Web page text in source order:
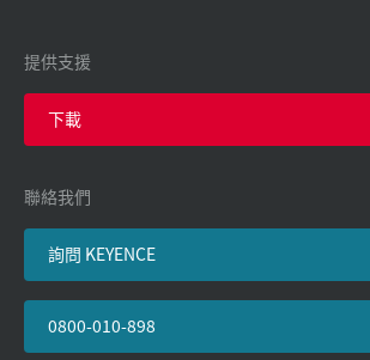
提供支援
下載
聯絡我們
詢問 KEYENCE
0800-010-898